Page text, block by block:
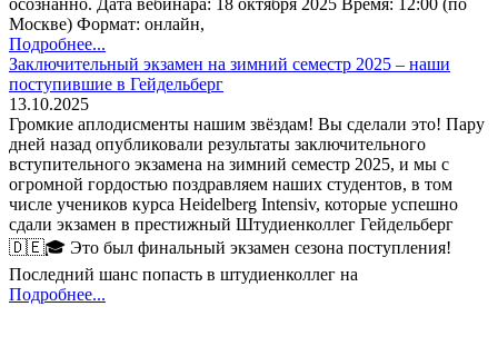
осознанно. Дата вебинара: 18 октября 2025 Время: 12:00 (по
Москве) Формат: онлайн,
Подробнее...
Заключительный экзамен на зимний семестр 2025 – наши
поступившие в Гейдельберг
13.10.2025
Громкие аплодисменты нашим звёздам! Вы сделали это! Пару
дней назад опубликовали результаты заключительного
вступительного экзамена на зимний семестр 2025, и мы с
огромной гордостью поздравляем наших студентов, в том
числе учеников курса Heidelberg Intensiv, которые успешно
сдали экзамен в престижный Штудиенколлег Гейдельберг
🇩🇪🎓 Это был финальный экзамен сезона поступления!
Последний шанс попасть в штудиенколлег на
Подробнее...